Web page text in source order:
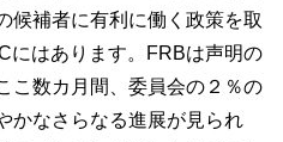
候補者に有利に働く政策を取
にはあります。FRBは声明の
こ数カ月間、委員会の２％の
かなさらなる進展が見られ